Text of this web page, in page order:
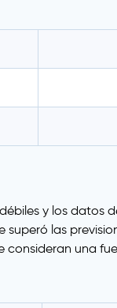
y los
las
una